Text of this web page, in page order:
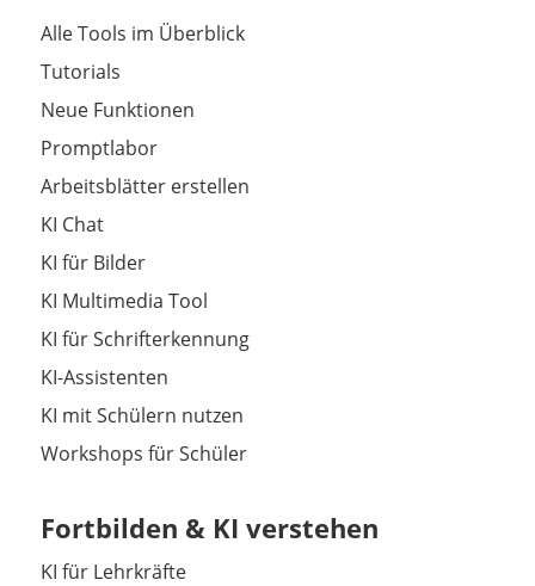
Alle Tools im Überblick
Tutorials
Neue Funktionen
Promptlabor
Arbeitsblätter erstellen
KI Chat
KI für Bilder
KI Multimedia Tool
KI für Schrifterkennung
KI-Assistenten
KI mit Schülern nutzen
Workshops für Schüler
Fortbilden & KI verstehen
KI für Lehrkräfte